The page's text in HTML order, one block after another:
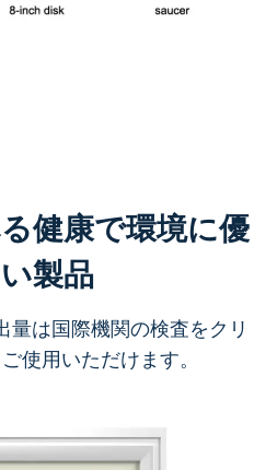
健康で環境に優
製品
量は国際機関の検査をクリ
使用いただけます。